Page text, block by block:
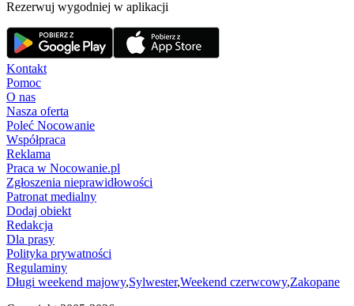
Rezerwuj wygodniej w aplikacji
Kontakt
Pomoc
O nas
Nasza oferta
Poleć Nocowanie
Współpraca
Reklama
Praca w Nocowanie.pl
Zgłoszenia nieprawidłowości
Patronat medialny
Dodaj obiekt
Redakcja
Dla prasy
Polityka prywatności
Regulaminy
Długi weekend majowy,Sylwester,Weekend czerwcowy,Zakopane